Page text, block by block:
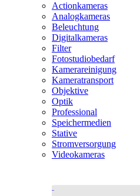
Actionkameras
Analogkameras
Beleuchtung
Digitalkameras
Filter
Fotostudiobedarf
Kamerareinigung
Kameratransport
Objektive
Optik
Professional
Speichermedien
Stative
Stromversorgung
Videokameras